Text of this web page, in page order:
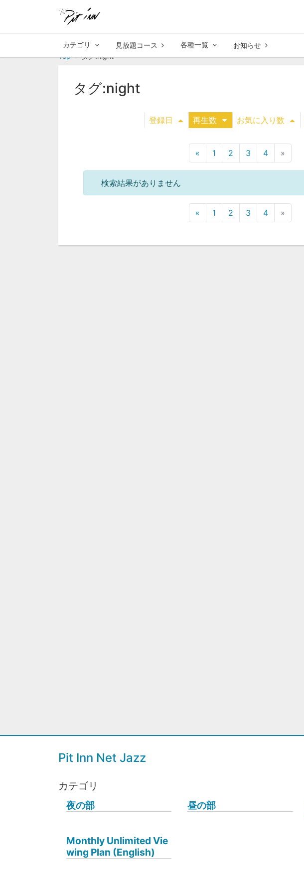
カテゴリ 見放題コース 各種一覧 お知らせ
Top
タグ:night
タグ:night
登録日 再生数 お気に入り数
« 1 2 3 4 »
検索結果がありません
« 1 2 3 4 »
Pit Inn Net Jazz
カテゴリ
夜の部
昼の部
Monthly Unlimited Vie
wing Plan (English)